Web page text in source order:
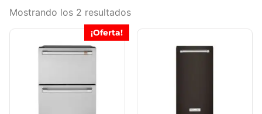
Mostrando los 2 resultados
¡Oferta!